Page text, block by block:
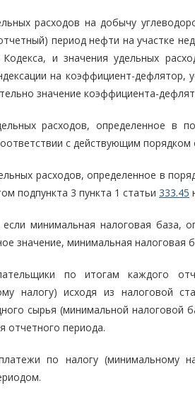
расходов на добычу
период нефти на участке
и значения удельных
на коэффициент-дефлятор,
значение коэффициента-
расходов, определенное в
с действующим порядком
расходов, определенное в
подпункта 3 пункта 1 статьи 333.45
минимальная налоговая база,
значение, минимальная налоговая
по итогам каждого
налогу) исходя из налоговой
сырья (минимальной налоговой
отчетного периода.
по налогу (минимальному